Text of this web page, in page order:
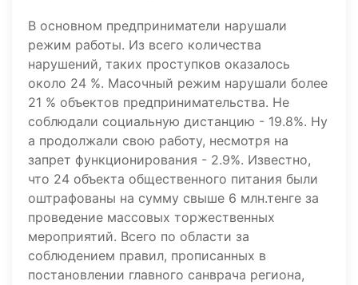
В основном предприниматели нарушали
режим работы. Из всего количества
нарушений, таких проступков оказалось
около 24 %. Масочный режим нарушали более
21 % объектов предпринимательства. Не
соблюдали социальную дистанцию - 19.8%. Ну
а продолжали свою работу, несмотря на
запрет функционирования - 2.9%. Известно,
что 24 объекта общественного питания были
оштрафованы на сумму свыше 6 млн.тенге за
проведение массовых торжественных
мероприятий. Всего по области за
соблюдением правил, прописанных в
постановлении главного санврача региона,